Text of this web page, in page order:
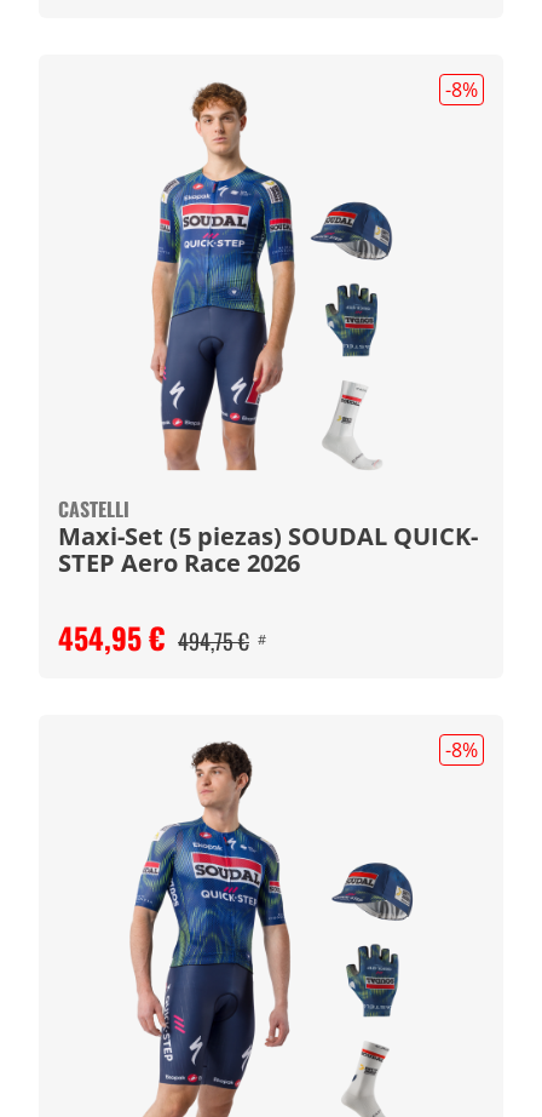
-8%
CASTELLI
Maxi-Set (5 piezas) SOUDAL QUICK-
STEP Aero Race 2026
454,95 € 494,75 € #
-8%